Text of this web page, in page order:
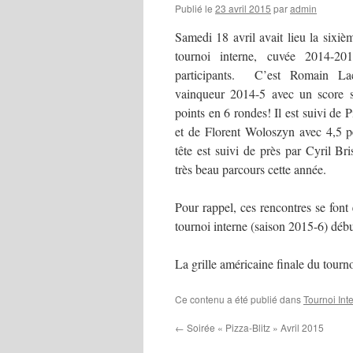
Publié le 23 avril 2015 paradmin
Samedi 18 avril avait lieu la
tournoi interne, cuvée 2014-
participants. C’est Romain
vainqueur 2014-5 avec un score
points en 6 rondes! Il est suivi de
et de Florent Woloszyn avec 4,5
tête est suivi de près par Cyril
très beau parcours cette année.
Pour rappel, ces rencontres se
tournoi interne (saison 2015-6)
La grille américaine finale du
Ce contenu a été publié dansTournoi
← Soirée « Pizza-Blitz » Avril 2015